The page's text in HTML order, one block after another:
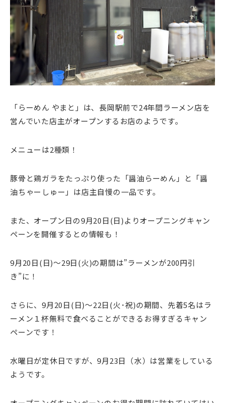
「らーめん やまと」は、長岡駅前で24年間ラーメン店を
営んでいた店主がオープンするお店のようです。
メニューは2種類！
豚骨と鶏ガラをたっぷり使った「醤油らーめん」と「醤
油ちゃーしゅー」は店主自慢の一品です。
また、オープン日の9月20日(日)よりオープニングキャン
ペーンを開催するとの情報も！
9月20日(日)～29日(火)の期間は”ラーメンが200円引
き”に！
さらに、9月20日(日)～22日(火･祝)の期間、先着5名はラ
ーメン１杯無料で食べることができるお得すぎるキャン
ペーンです！
水曜日が定休日ですが、9月23日（水）は営業をしている
ようです。